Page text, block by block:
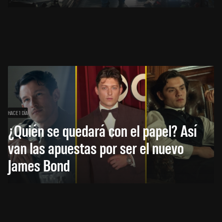
HACE 1 DÍA
¿Quién se quedará con el papel? Así
van las apuestas por ser el nuevo
James Bond